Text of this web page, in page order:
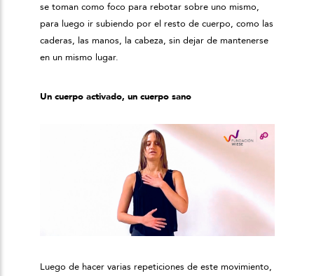
se toman como foco para rebotar sobre uno mismo,
para luego ir subiendo por el resto de cuerpo, como las
caderas, las manos, la cabeza, sin dejar de mantenerse
en un mismo lugar.
Un cuerpo activado, un cuerpo sano
Luego de hacer varias repeticiones de este movimiento,